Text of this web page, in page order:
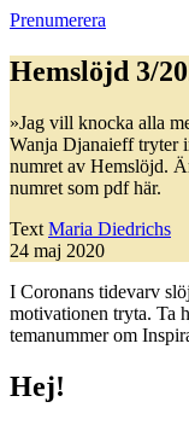
Prenumerera
Hemslöjd 3/
»Jag vill knocka alla
Wanja Djanaieff tryter
numret av Hemslöjd.
numret som pdf här.
Text Maria Diedrichs
24 maj 2020
I Coronans tidevarv
motivationen tryta. Ta
temanummer om
Hej!